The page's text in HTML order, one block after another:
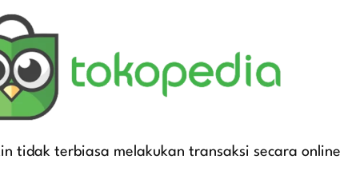
tidak terbiasa melakukan transaksi secara